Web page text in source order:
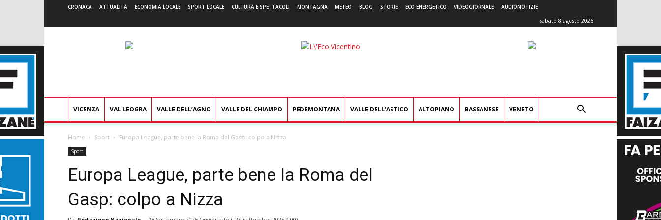
CRONACA ATTUALITÀ ECONOMIA LOCALE SPORT LOCALE CULTURA E SPETTACOLI MONTAGNA METEO BLOG STORIE ECO ENERGETICO VIDEOGIORNALE AUDIONOTIZIE
sabato 8 agosto 2026
L'Eco
VICENZA VAL LEOGRA VALLE DELL’AGNO VALLE DEL CHIAMPO PEDEMONTANA VALLE DELL’ASTICO ALTOPIANO BASSANESE VENETO
Home Sport Europa League, parte bene la Roma del Gasp: colpo a Nizza
Sport
Europa League, parte bene la Roma del
Gasp: colpo a Nizza